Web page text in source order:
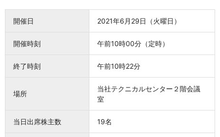
開催日 2021年6月29日（火曜日）
開催時刻 午前10時00分（定時）
終了時刻 午前10時22分
場所
当社テクニカルセンター２階会議
室
当日出席株主数 19名